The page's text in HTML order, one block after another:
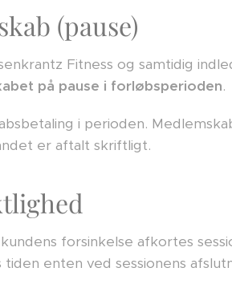
(pause)
Fitness og samtidig
på pause i forløbsperioden.
i perioden.
er aftalt skriftligt.
forsinkelse afkortes
enten ved sessionens